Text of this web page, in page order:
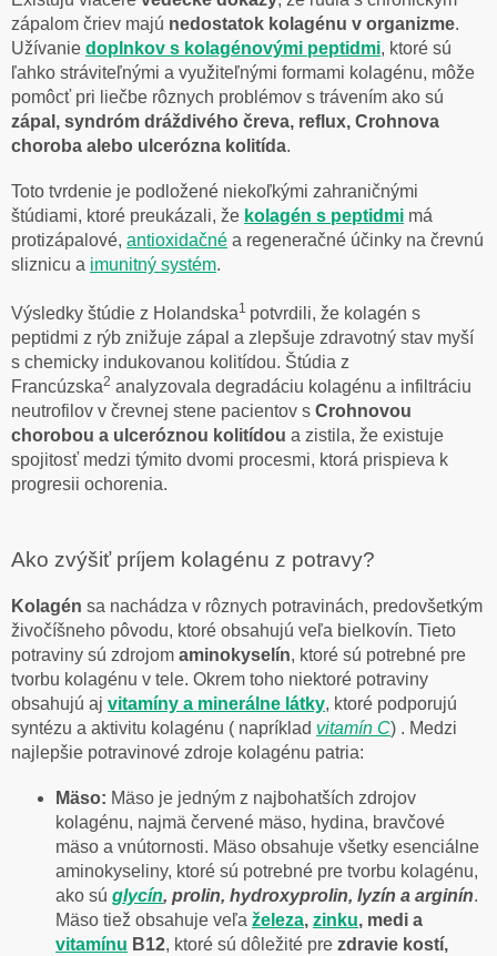
zápalom čriev majú nedostatok kolagénu v organizme.
Užívanie doplnkov s kolagénovými peptidmi, ktoré sú
ľahko stráviteľnými a využiteľnými formami kolagénu, môže
pomôcť pri liečbe rôznych problémov s trávením ako sú
zápal, syndróm dráždivého čreva, reflux, Crohnova
choroba alebo ulcerózna kolitída.
Toto tvrdenie je podložené niekoľkými zahraničnými
štúdiami, ktoré preukázali, že kolagén s peptidmi má
protizápalové, antioxidačné a regeneračné účinky na črevnú
sliznicu a imunitný systém.
Výsledky štúdie z Holandska1 potvrdili, že kolagén s
peptidmi z rýb znižuje zápal a zlepšuje zdravotný stav myší
s chemicky indukovanou kolitídou. Štúdia z
Francúzska2 analyzovala degradáciu kolagénu a infiltráciu
neutrofilov v črevnej stene pacientov s Crohnovou
chorobou a ulceróznou kolitídou a zistila, že existuje
spojitosť medzi týmito dvomi procesmi, ktorá prispieva k
progresii ochorenia.
Ako zvýšiť príjem kolagénu z potravy?
Kolagén sa nachádza v rôznych potravinách, predovšetkým
živočíšneho pôvodu, ktoré obsahujú veľa bielkovín. Tieto
potraviny sú zdrojom aminokyselín, ktoré sú potrebné pre
tvorbu kolagénu v tele. Okrem toho niektoré potraviny
obsahujú aj vitamíny a minerálne látky, ktoré podporujú
syntézu a aktivitu kolagénu ( napríklad vitamín C) . Medzi
najlepšie potravinové zdroje kolagénu patria:
Mäso: Mäso je jedným z najbohatších zdrojov
kolagénu, najmä červené mäso, hydina, bravčové
mäso a vnútornosti. Mäso obsahuje všetky esenciálne
aminokyseliny, ktoré sú potrebné pre tvorbu kolagénu,
ako sú glycín, prolin, hydroxyprolin, lyzín a arginín.
Mäso tiež obsahuje veľa železa, zinku, medi a
vitamínu B12, ktoré sú dôležité pre zdravie kostí,